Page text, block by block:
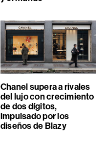
Chanel supera a rivales
del lujo con crecimiento
de dos dígitos,
impulsado por los
diseños de Blazy